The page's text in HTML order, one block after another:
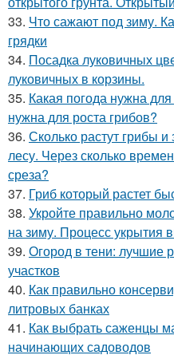
33. Что сажают под зиму.
грядки
34. Посадка луковичных
луковичных в корзины.
35. Какая погода нужна
нужна для роста грибов?
36. Сколько растут грибы
лесу. Через сколько
среза?
37. Гриб который растет
38. Укройте правильно
на зиму. Процесс укрытия
39. Огород в тени: лучшие
участков
40. Как правильно
литровых банках
41. Как выбрать саженцы
начинающих садоводов